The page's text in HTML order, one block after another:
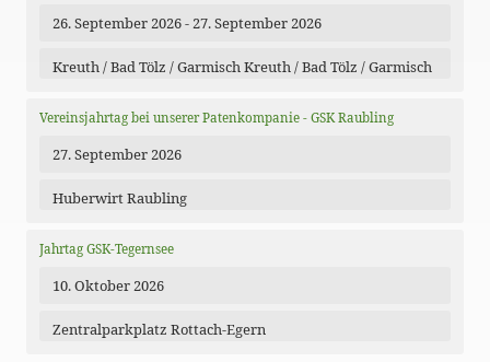
26. September 2026 - 27. September 2026
Kreuth / Bad Tölz / Garmisch Kreuth / Bad Tölz / Garmisch
Vereinsjahrtag bei unserer Patenkompanie - GSK Raubling
27. September 2026
Huberwirt Raubling
Jahrtag GSK-Tegernsee
10. Oktober 2026
Zentralparkplatz Rottach-Egern